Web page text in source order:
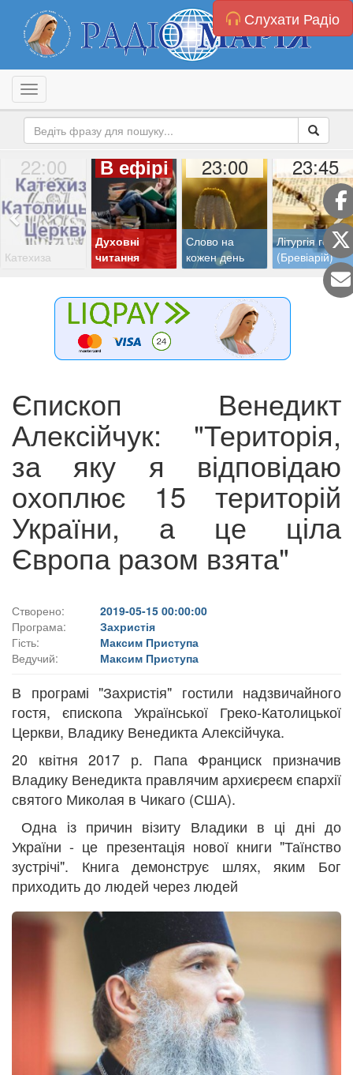
Слухати Радіо
Toggle navigation
22:00
Катехиза
В ефірі
Духовні
читання
23:00
Слово на
кожен день
23:45
Літургія годин
(Бревіарій)
Єпископ Венедикт
Алексійчук: "Територія,
за яку я відповідаю
охоплює 15 територій
України, а це ціла
Європа разом взята"
Створено:
2019-05-15 00:00:00
Програма:
Захристія
Гість:
Максим Приступа
Ведучий:
Максим Приступа
В програмі "Захристія" гостили надзвичайного
гостя, єпископа Української Греко-Католицької
Церкви, Владику Венедикта Алексійчука.
20 квітня 2017 р. Папа Франциск призначив
Владику Венедикта правлячим архиєреєм єпархії
святого Миколая в Чикаго (США).
Одна із причин візиту Владики в ці дні до
України - це презентація нової книги "Таїнство
зустрічі". Книга демонструє шлях, яким Бог
приходить до людей через людей